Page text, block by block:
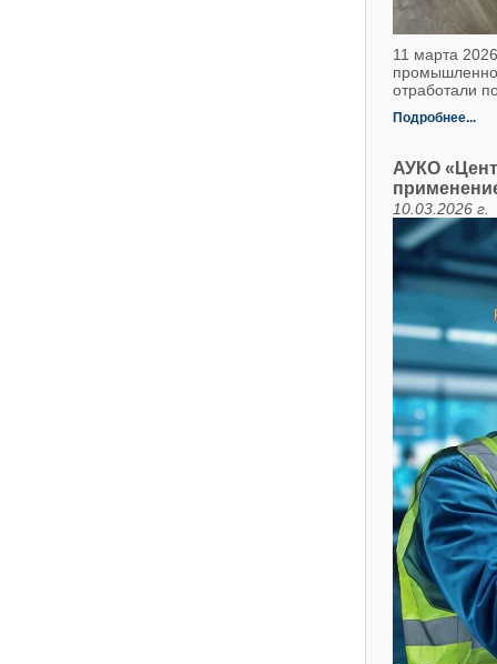
11 марта
отработали
Подробнее...
АУКО
10.03.2026 г.